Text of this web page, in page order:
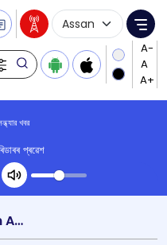
Language
খবর
প্ৰৱেশ
অডিঅ' সন্ধ্যার খবর
Indigo AIR Extend in Assam